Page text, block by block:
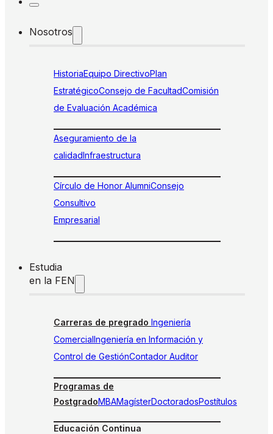
Nosotros
HistoriaEquipo DirectivoPlan
EstratégicoConsejo de FacultadComisión
de Evaluación Académica
Aseguramiento de la
calidadInfraestructura
Círculo de Honor AlumniConsejo
Consultivo
Empresarial
Estudia
en la FEN
Carreras de pregrado Ingeniería
ComercialIngeniería en Información y
Control de GestiónContador Auditor
Programas de
PostgradoMBAMagísterDoctoradosPostítulos
Educación Continua